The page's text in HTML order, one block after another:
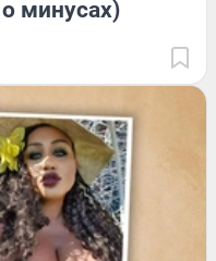
минусах)